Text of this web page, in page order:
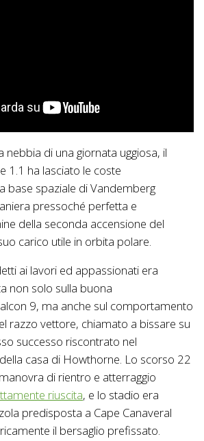
nebbia di una giornata uggiosa, il
1.1 ha lasciato le coste
base spaziale di Vandemberg
pressoché perfetta e
della seconda accensione del
carico utile in orbita polare.
ai lavori ed appassionati era
non solo sulla buona
9, ma anche sul comportamento
razzo vettore, chiamato a bissare su
successo riscontrato nel
casa di Howthorne. Lo scorso 22
di rientro e atterraggio
riuscita, e lo stadio era
predisposta a Cape Canaveral
il bersaglio prefissato.